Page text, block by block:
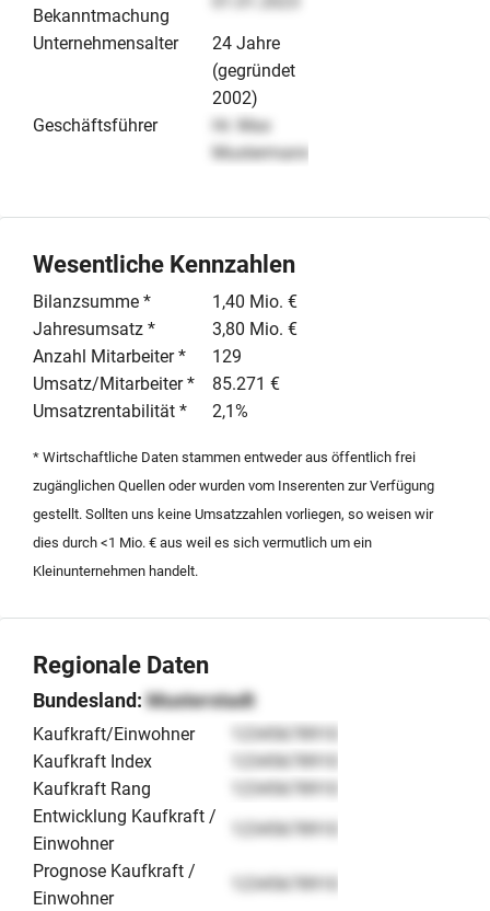
Bekanntmachung
Unternehmensalter
24 Jahre
(gegründet
2002)
Geschäftsführer
Hr. Max
Mustermann
Wesentliche Kennzahlen
Bilanzsumme *
1,40 Mio. €
Jahresumsatz *
3,80 Mio. €
Anzahl Mitarbeiter *
129
Umsatz/Mitarbeiter *
85.271 €
Umsatzrentabilität *
2,1%
* Wirtschaftliche Daten stammen entweder aus öffentlich frei
zugänglichen Quellen oder wurden vom Inserenten zur Verfügung
gestellt. Sollten uns keine Umsatzzahlen vorliegen, so weisen wir
dies durch <1 Mio. € aus weil es sich vermutlich um ein
Kleinunternehmen handelt.
Regionale Daten
Bundesland: Musterstadt
Kaufkraft/Einwohner
12345678910
Kaufkraft Index
12345678910
Kaufkraft Rang
12345678910
Entwicklung Kaufkraft /
Einwohner
12345678910
Prognose Kaufkraft /
Einwohner
12345678910